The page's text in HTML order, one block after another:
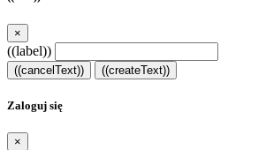
×
((label))
((cancelText)) ((createText))
Zaloguj się
×